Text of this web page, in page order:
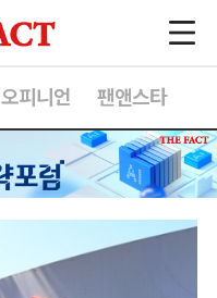
오피니언 팬앤스타